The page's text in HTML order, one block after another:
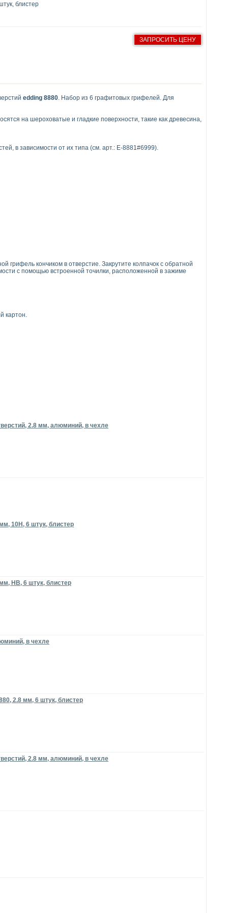
блистер
ЗАПРОСИТЬ ЦЕНУ
edding 8880. Набор из 6 графитовых грифелей. Для
на шероховатые и гладкие поверхности, такие как древесина,
в зависимости от их типа (см. арт.: E-8881#6999).
грифель кончиком в отверстие. Закрутите колпачок с обратной
с помощью встроенной точилки, расположенной в зажиме
картон.
2.8 мм, алюминий, в чехле
10H, 6 штук, блистер
HB, 6 штук, блистер
в чехле
2.8 мм, 6 штук, блистер
2.8 мм, алюминий, в чехле